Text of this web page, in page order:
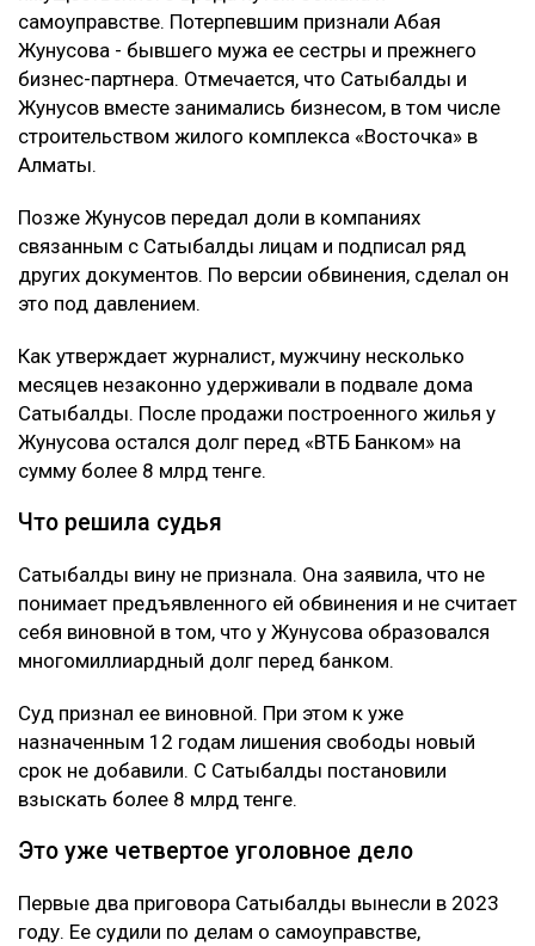
самоуправстве. Потерпевшим признали Абая
Жунусова - бывшего мужа ее сестры и прежнего
бизнес-партнера. Отмечается, что Сатыбалды и
Жунусов вместе занимались бизнесом, в том числе
строительством жилого комплекса «Восточка» в
Алматы.
Позже Жунусов передал доли в компаниях
связанным с Сатыбалды лицам и подписал ряд
других документов. По версии обвинения, сделал он
это под давлением.
Как утверждает журналист, мужчину несколько
месяцев незаконно удерживали в подвале дома
Сатыбалды. После продажи построенного жилья у
Жунусова остался долг перед «ВТБ Банком» на
сумму более 8 млрд тенге.
Что решила судья
Сатыбалды вину не признала. Она заявила, что не
понимает предъявленного ей обвинения и не считает
себя виновной в том, что у Жунусова образовался
многомиллиардный долг перед банком.
Суд признал ее виновной. При этом к уже
назначенным 12 годам лишения свободы новый
срок не добавили. С Сатыбалды постановили
взыскать более 8 млрд тенге.
Это уже четвертое уголовное дело
Первые два приговора Сатыбалды вынесли в 2023
году. Ее судили по делам о самоуправстве,